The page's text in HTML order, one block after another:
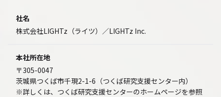
社名
株式会社LIGHTz（ライツ）／LIGHTz Inc.
本社所在地
〒305-0047
茨城県つくば市千現2-1-6（つくば研究支援センター内）
※詳しくは、つくば研究支援センターのホームページを参照